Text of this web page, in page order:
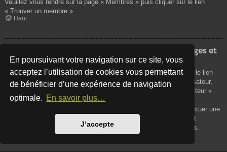
En poursuivant votre navigation sur ce site, vous
acceptez l’utilisation de cookies vous permettant
de bénéficier d’une expérience de navigation
optimale. En savoir plus…
J’accepte
Veuillez vous rendre sur la page « Membres » puis cliquer sur le lien
« Trouver un membre ».
Haut
Comment puis-je retrouver mes propres messages et
sujets ?
Vos propres messages peuvent être affichés soit en cliquant sur le lien
« Afficher vos messages » dans le panneau de contrôle de l’utilisateur,
soit en cliquant sur le lien « Rechercher les messages de l’utilisateur »
sur la page de votre propre profil ou soit en cliquant sur le menu
« Raccourcis » situé sur la partie supérieure du forum. Pour effectuer une
recherche de vos propres sujets, utilisez la recherche avancée et
remplissez convenablement les options qui vous sont disponibles.